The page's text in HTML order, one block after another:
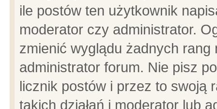
ile postów ten użytkownik
moderator czy administrator.
zmienić wyglądu żadnych
administrator forum. Nie pisz
licznik postów i przez to swoją
takich działań i moderator lub